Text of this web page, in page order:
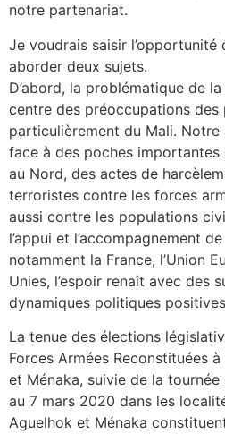
notre partenariat.
Je voudrais saisir
aborder deux sujets.
D’abord, la problématique de
centre des préoccupations des
particulièrement du Mali.
face à des poches importantes
au Nord, des actes de
terroristes contre les forces
aussi contre les populations
l’appui et l’accompagnement
notamment la France, l’Union
Unies, l’espoir renaît avec des
dynamiques politiques
La tenue des élections
Forces Armées Reconstituées
et Ménaka, suivie de la
au 7 mars 2020 dans les
Aguelhok et Ménaka